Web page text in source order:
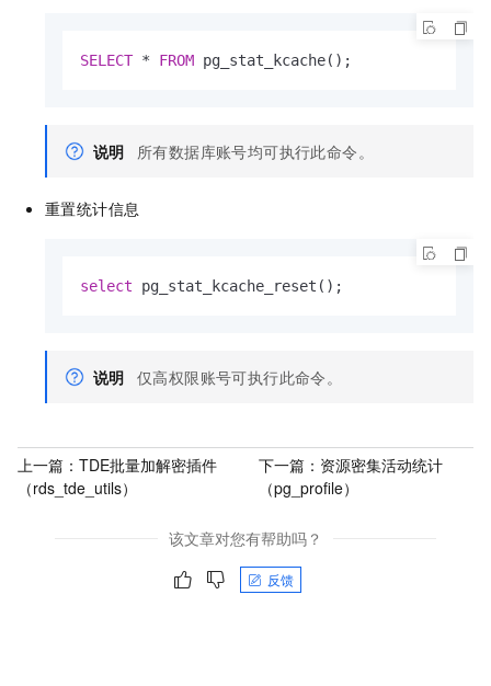
SELECT * FROM pg_stat_kcache();
说明 所有数据库账号均可执行此命令。
重置统计信息
select pg_stat_kcache_reset();
说明 仅高权限账号可执行此命令。
上一篇： TDE批量加解密插件
（rds_tde_utils）
下一篇： 资源密集活动统计
（pg_profile）
该文章对您有帮助吗？
反馈